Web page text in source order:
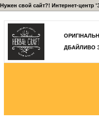
Нужен свой сайт?! Интернет-центр
]
ДБАЙЛИВО